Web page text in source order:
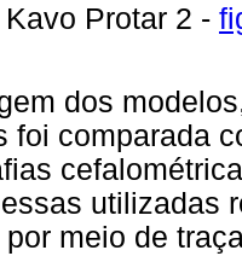
Kavo Protar 2 -
dos
foi comparada
utilizadas
meio de